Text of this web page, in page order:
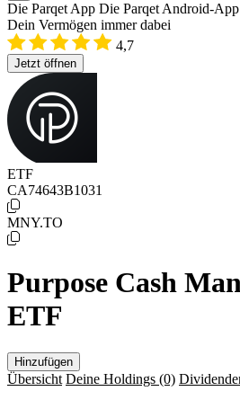
Die Parqet App Die Parqet Android-App
Dein Vermögen immer dabei
4,7
Jetzt öffnen
ETF
CA74643B1031
MNY.TO
Purpose Cash
ETF
Hinzufügen
Übersicht Deine Holdings (0)